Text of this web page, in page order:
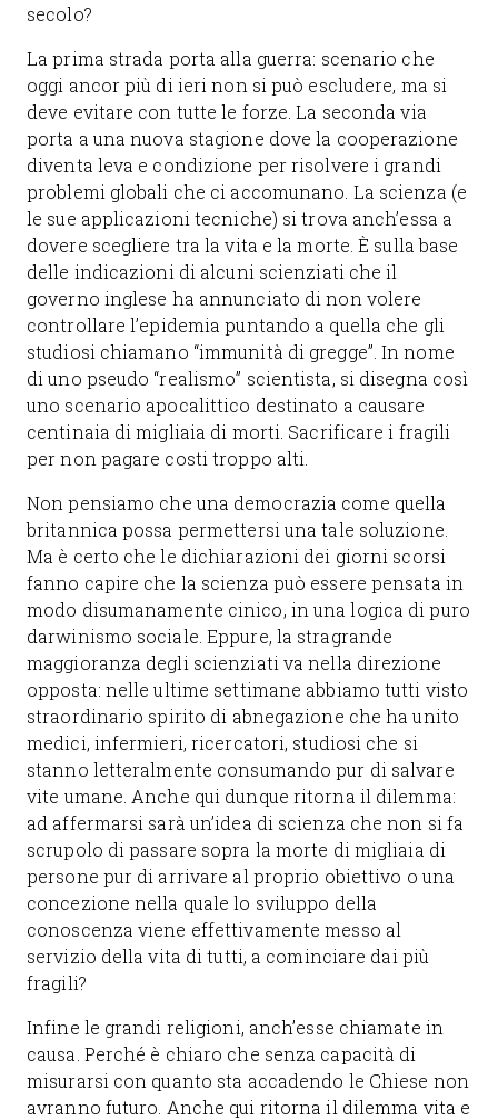
secolo?
La prima strada porta alla guerra: scenario che
oggi ancor più di ieri non si può escludere, ma si
deve evitare con tutte le forze. La seconda via
porta a una nuova stagione dove la cooperazione
diventa leva e condizione per risolvere i grandi
problemi globali che ci accomunano. La scienza (e
le sue applicazioni tecniche) si trova anch’essa a
dovere scegliere tra la vita e la morte. È sulla base
delle indicazioni di alcuni scienziati che il
governo inglese ha annunciato di non volere
controllare l’epidemia puntando a quella che gli
studiosi chiamano “immunità di gregge”. In nome
di uno pseudo “realismo” scientista, si disegna così
uno scenario apocalittico destinato a causare
centinaia di migliaia di morti. Sacrificare i fragili
per non pagare costi troppo alti.
Non pensiamo che una democrazia come quella
britannica possa permettersi una tale soluzione.
Ma è certo che le dichiarazioni dei giorni scorsi
fanno capire che la scienza può essere pensata in
modo disumanamente cinico, in una logica di puro
darwinismo sociale. Eppure, la stragrande
maggioranza degli scienziati va nella direzione
opposta: nelle ultime settimane abbiamo tutti visto
straordinario spirito di abnegazione che ha unito
medici, infermieri, ricercatori, studiosi che si
stanno letteralmente consumando pur di salvare
vite umane. Anche qui dunque ritorna il dilemma:
ad affermarsi sarà un’idea di scienza che non si fa
scrupolo di passare sopra la morte di migliaia di
persone pur di arrivare al proprio obiettivo o una
concezione nella quale lo sviluppo della
conoscenza viene effettivamente messo al
servizio della vita di tutti, a cominciare dai più
fragili?
Infine le grandi religioni, anch’esse chiamate in
causa. Perché è chiaro che senza capacità di
misurarsi con quanto sta accadendo le Chiese non
avranno futuro. Anche qui ritorna il dilemma vita e